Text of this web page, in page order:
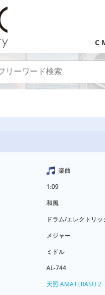
C
楽曲
1:09
和風
ドラム/エレクトリ
メジャー
ミドル
AL-744
天照 AMATERASU 2